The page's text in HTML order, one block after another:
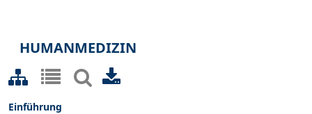
HUMANMEDIZIN
Einführung